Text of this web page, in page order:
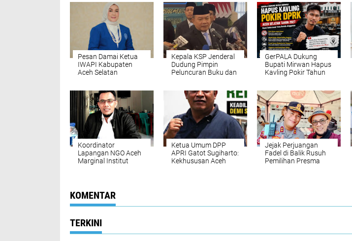
‎Pesan Damai Ketua
IWAPI Kabupaten
Aceh Selatan
21
Kepala KSP Jenderal
Dudung Pimpin
Peluncuran Buku dan
Perekonomian
Nasional
GerPALA Dukung
Bupati Mirwan Hapus
Kavling Pokir Tahun
Tata Kelola APBK
Koordinator
Lapangan NGO Aceh
Marginal Institut
Cuaca Ekstrem di
Aceh
Ketua Umum DPP
APRI Gatot Sugiharto:
Kekhususan Aceh
Jejak Perjuangan
Fadel di Balik Rusuh
Pemilihan Presma
KOMENTAR
TERKINI